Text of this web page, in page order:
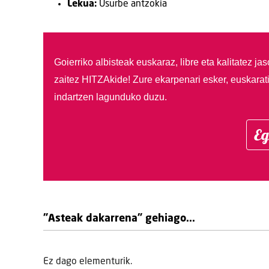
Lekua: Usurbe antzokia
Goierriko albisteak euskaraz, libre eta kalitatez
zaitez HITZAkide! Zure ekarpenari esker,
indartzen lagunduko duzu.
"Asteak dakarrena" gehiago...
Ez dago elementurik.